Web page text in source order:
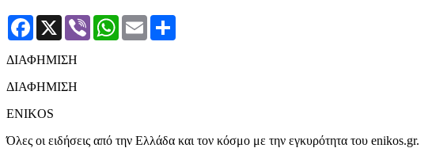
Facebook
X Viber WhatsApp
Email
ΔΙΑΦΗΜΙΣΗ
ΔΙΑΦΗΜΙΣΗ
ENIKOS
Όλες οι ειδήσεις από την Ελλάδα και τον κόσμο με την εγκυρότητα του enikos.gr.